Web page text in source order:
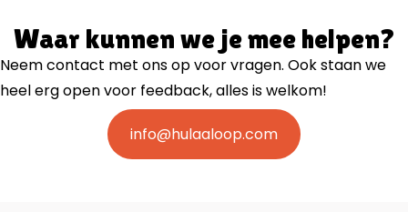
Waar kunnen we je mee helpen?
Neem contact met ons op voor vragen. Ook staan we
heel erg open voor feedback, alles is welkom!
info@hulaaloop.com